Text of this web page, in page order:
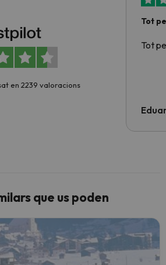
en 2239 valoracions
Tot
Tot
que us poden